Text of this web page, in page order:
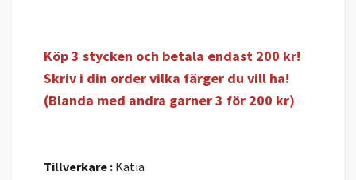
Köp 3 stycken och betala endast 200 kr!
Skriv i din order vilka färger du vill ha!
(Blanda med andra garner 3 för 200 kr)
Tillverkare : Katia